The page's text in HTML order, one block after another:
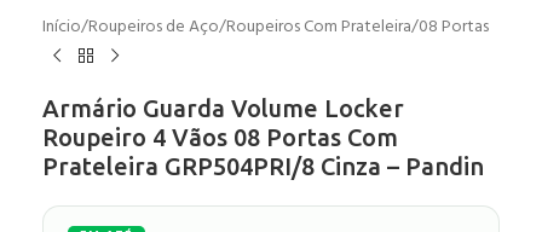
Início/Roupeiros de Aço/Roupeiros Com Prateleira/08 Portas
Armário Guarda Volume Locker
Roupeiro 4 Vãos 08 Portas Com
Prateleira GRP504PRI/8 Cinza – Pandin